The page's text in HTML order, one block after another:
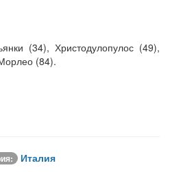
(34), Христодулопулос (49),
(84).
Италия